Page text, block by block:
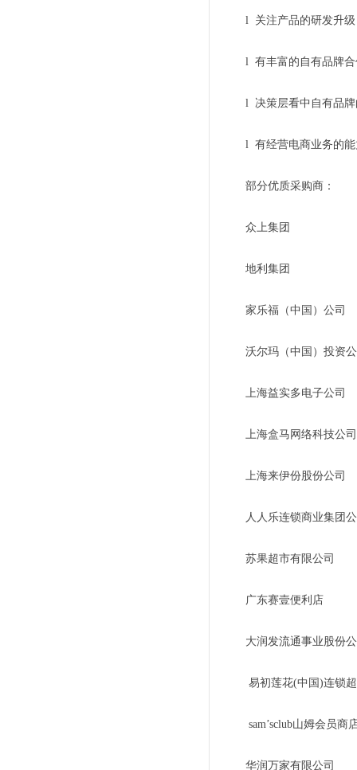
l 关注产品的研发升
l 有丰富的自有品牌合
l 决策层看中自有品牌
l 有经营电商业务的能
部分优质采购商：
众上集团
地利集团
家乐福（中国）公司
沃尔玛（中国）投资
上海益实多电子公司
上海盒马网络科技公司
上海来伊份股份公司
人人乐连锁商业集团
苏果超市有限公司
广东赛壹便利店
大润发流通事业股份
易初莲花(中国)连锁
sam’sclub山姆会员商
华润万家有限公司